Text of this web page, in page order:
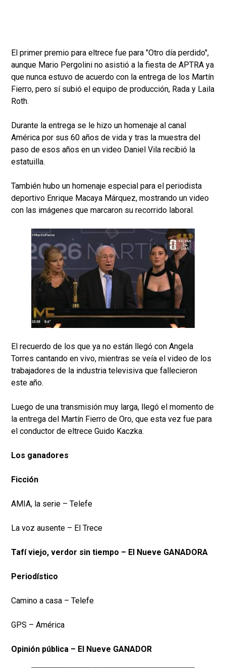
El primer premio para eltrece fue para "Otro día perdido",
aunque Mario Pergolini no asistió a la fiesta de APTRA ya
que nunca estuvo de acuerdo con la entrega de los Martín
Fierro, pero sí subió el equipo de producción, Rada y Laila
Roth.
Durante la entrega se le hizo un homenaje al canal
América por sus 60 años de vida y tras la muestra del
paso de esos años en un video Daniel Vila recibió la
estatuilla.
También hubo un homenaje especial para el periodista
deportivo Enrique Macaya Márquez, mostrando un video
con las imágenes que marcaron su recorrido laboral.
El recuerdo de los que ya no están llegó con Angela
Torres cantando en vivo, mientras se veía el video de los
trabajadores de la industria televisiva que fallecieron
este año.
Luego de una transmisión muy larga, llegó el momento de
la entrega del Martín Fierro de Oro, que esta vez fue para
el conductor de eltrece Guido Kaczka.
Los ganadores
Ficción
AMIA, la serie – Telefe
La voz ausente – El Trece
Tafí viejo, verdor sin tiempo – El Nueve GANADORA
Periodístico
Camino a casa – Telefe
GPS – América
Opinión pública – El Nueve GANADOR